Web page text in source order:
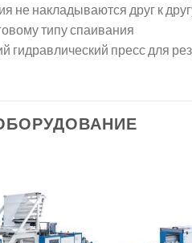
не накладываются друг к
типу спаивания
гидравлический пресс для